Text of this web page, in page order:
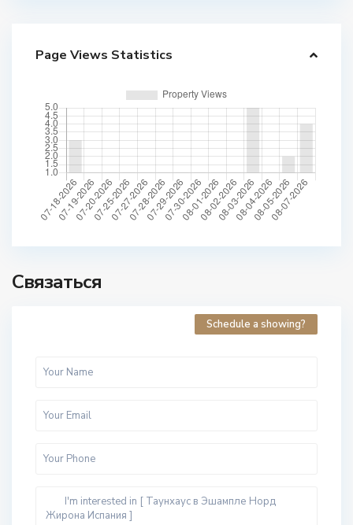
Page Views Statistics
Связаться
Schedule a showing?